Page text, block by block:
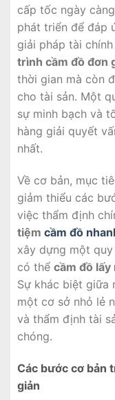
cấp tốc ngày
phát triển để đáp
giải pháp tài
trình cầm đồ đơn
thời gian mà còn
cho tài sản. Một
sự minh bạch và
hàng giải quyết
nhất.
Về cơ bản, mục
giảm thiểu các
việc thẩm định
tiệm cầm đồ
xây dựng một
có thể cầm đồ lấy
Sự khác biệt giữa
một cơ sở nhỏ lẻ
và thẩm định tài
chóng.
Các bước cơ bản
giản